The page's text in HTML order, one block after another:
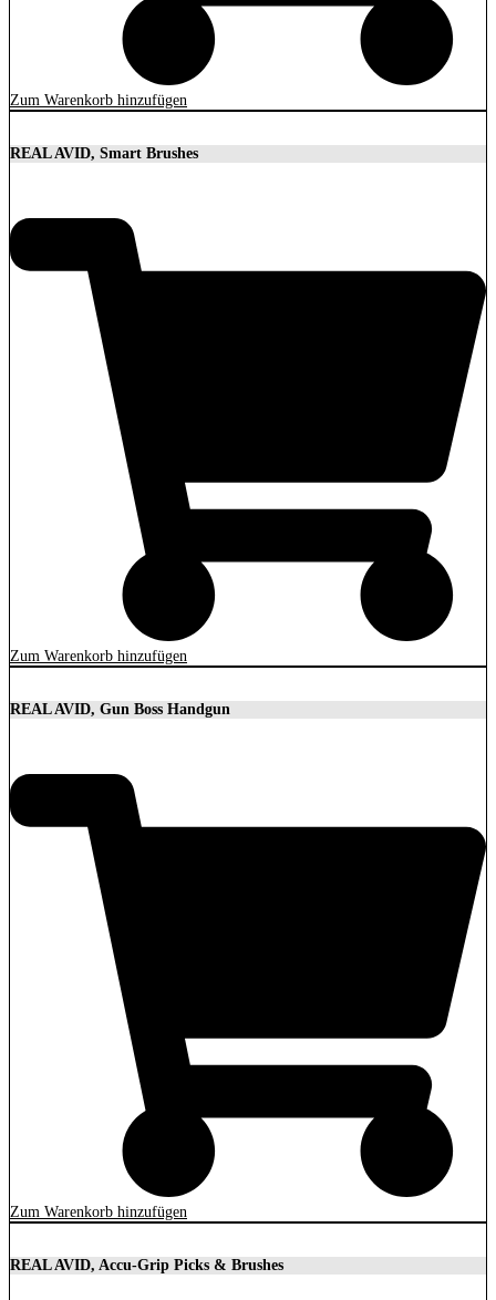
Zum Warenkorb hinzufügen
REAL AVID, Smart Brushes
Zum Warenkorb hinzufügen
REAL AVID, Gun Boss Handgun
Zum Warenkorb hinzufügen
REAL AVID, Accu-Grip Picks & Brushes